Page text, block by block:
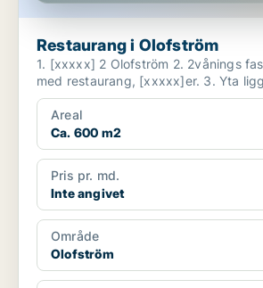
Restaurang i Olofström
1. [xxxxx] 2 Olofström 2. 2vånings fastighet går bra
med restaurang,
Areal
Ca. 600 m2
Pris pr. md.
Inte angivet
Område
Olofström